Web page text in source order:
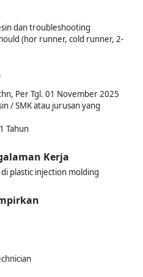
dan troubleshooting
(hor runner, cold runner, 2-
Per Tgl. 01 November 2025
/ SMK atau jurusan yang
Tahun
Kerja
plastic injection molding